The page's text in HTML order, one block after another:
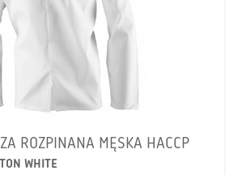
ROZPINANA MĘSKA HACCP
WHITE